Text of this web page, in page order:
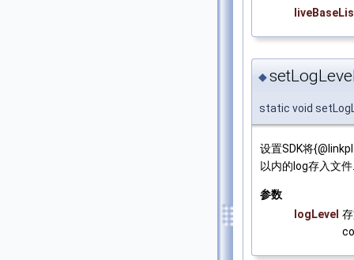
◆
static void
设置SDK将
以内的log存入文件.
参数
logLevel